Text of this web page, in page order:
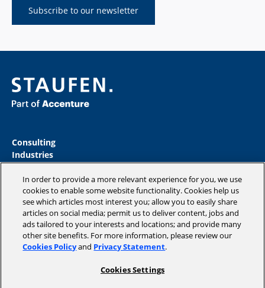
Subscribe to our newsletter
Consulting
Industries
Insights
Magazine
Company
In order to provide a more relevant experience for you, we use
cookies to enable some website functionality. Cookies help us
see which articles most interest you; allow you to easily share
articles on social media; permit us to deliver content, jobs and
ads tailored to your interests and locations; and provide many
other site benefits. For more information, please review our
Cookies Policyand Privacy Statement.
Cookies Settings